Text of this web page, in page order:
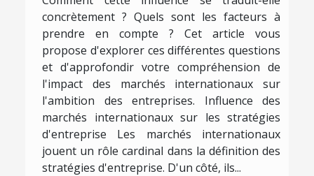
concrètement ? Quels sont les facteurs à
prendre en compte ? Cet article vous
propose d'explorer ces différentes questions
et d'approfondir votre compréhension de
l'impact des marchés internationaux sur
l'ambition des entreprises. Influence des
marchés internationaux sur les stratégies
d'entreprise Les marchés internationaux
jouent un rôle cardinal dans la définition des
stratégies d'entreprise. D'un côté, ils...